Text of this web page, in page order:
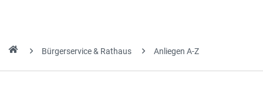
Bürgerservice & Rathaus Anliegen A-Z